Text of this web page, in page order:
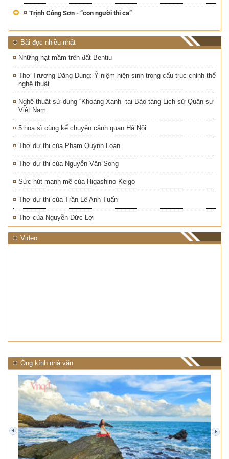
Trịnh Công Sơn - “con người thi ca”
Bài đọc nhiều nhất
Những hạt mầm trên đất Bentiu
Thơ Trương Đăng Dung: Ý niệm hiện sinh trong cấu trúc chỉnh thể
nghệ thuật
Nghệ thuật sử dụng “Khoảng Xanh” tại Bảo tàng Lịch sử Quân sự
Việt Nam
5 hoạ sĩ cùng kể chuyện cảnh quan Hà Nội
Thơ dự thi của Phạm Quỳnh Loan
Thơ dự thi của Nguyễn Văn Song
Sức hút mạnh mẽ của Higashino Keigo
Thơ dự thi của Trần Lê Anh Tuấn
Thơ của Nguyễn Đức Lợi
Video
Ống kính nhà văn
prev next